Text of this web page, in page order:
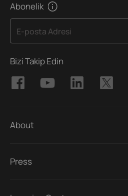
Abonelik
E-posta Adresi
Bizi Takip Edin
About
Press